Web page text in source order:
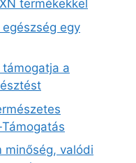
termékekkel
egy
a
minőség, valódi